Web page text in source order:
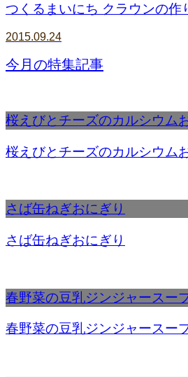
つくるまいにち クラウンの作
2015.09.24
今月の特集記事
桜えびとチーズのカルシウム
桜えびとチーズのカルシウム
さば缶ねぎおにぎり
さば缶ねぎおにぎり
春野菜の豆乳ジンジャースー
春野菜の豆乳ジンジャースー